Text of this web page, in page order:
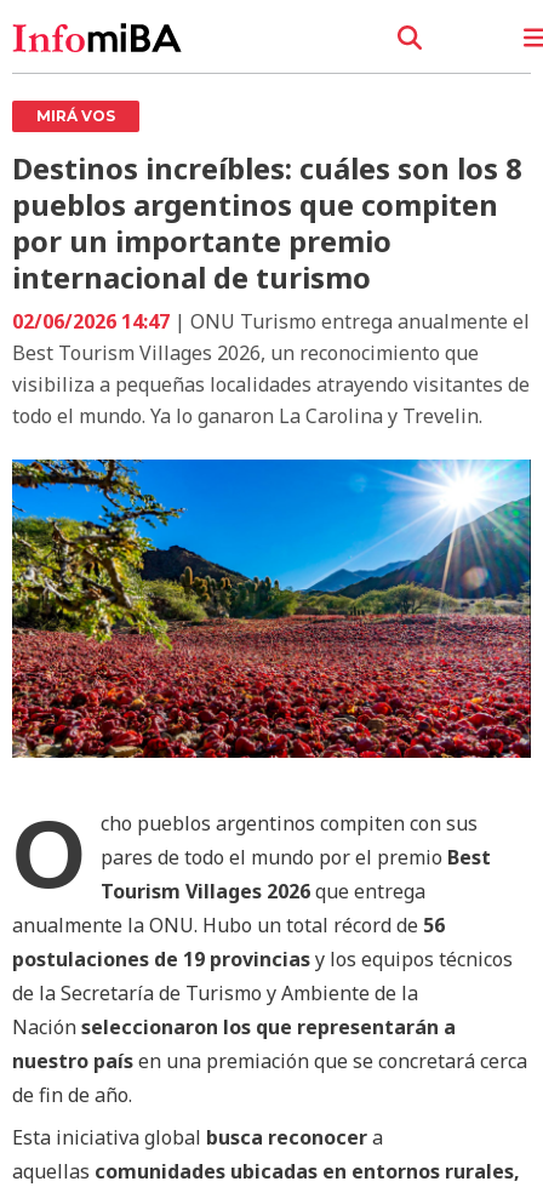
MIRÁ VOS
Destinos increíbles: cuáles son los 8
pueblos argentinos que compiten
por un importante premio
internacional de turismo
02/06/2026 14:47 | ONU Turismo entrega anualmente el
Best Tourism Villages 2026, un reconocimiento que
visibiliza a pequeñas localidades atrayendo visitantes de
todo el mundo. Ya lo ganaron La Carolina y Trevelin.
O
cho pueblos argentinos compiten con sus
pares de todo el mundo por el premio Best
Tourism Villages 2026que entrega
anualmente la ONU. Hubo un total récord de 56
postulaciones de 19 provinciasy los equipos técnicos
de la Secretaría de Turismo y Ambiente de la
Naciónseleccionaron los que representarán a
nuestro paísen una premiación que se concretará cerca
de fin de año.
Esta iniciativa global busca reconocera
aquellas comunidades ubicadas en entornos rurales,